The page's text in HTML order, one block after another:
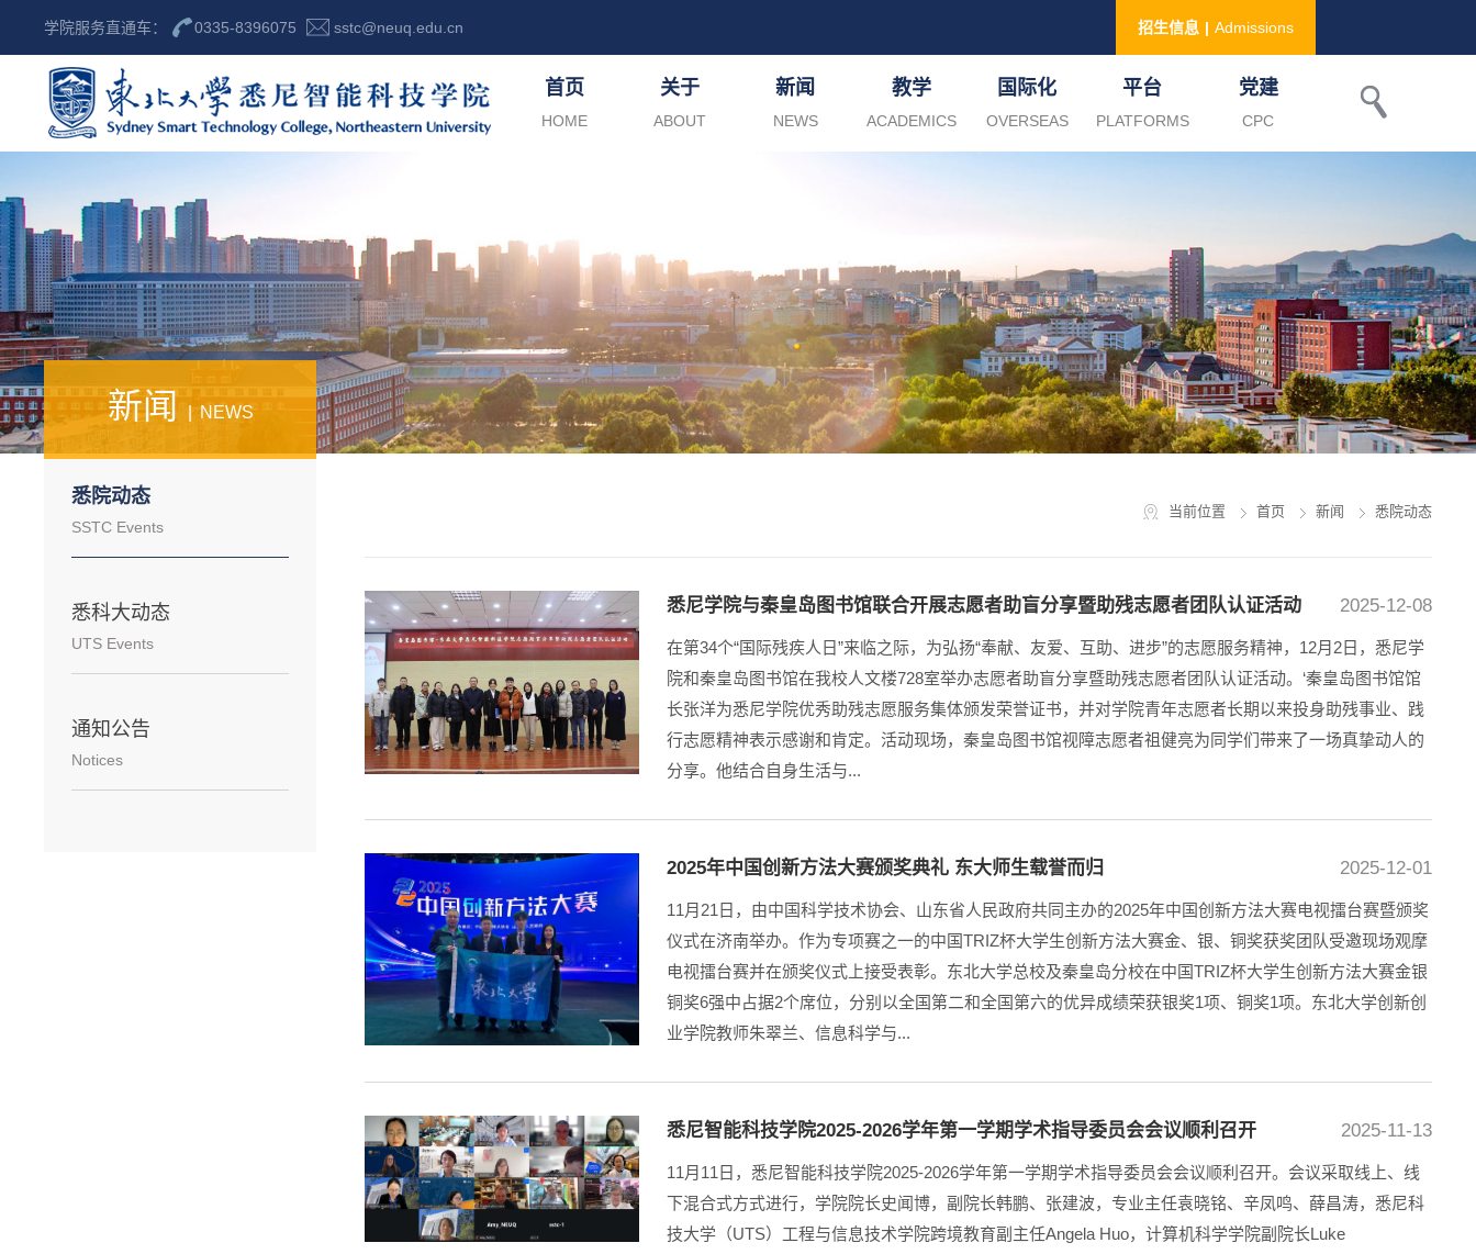
学院服务直通车： 0335-8396075 sstc@neuq.edu.cn 招生信息 | Admissions
首页
HOME
关于
ABOUT
新闻
NEWS
教学
ACADEMICS
国际化
OVERSEAS
平台
PLATFORMS
党建
CPC
新闻 NEWS
悉院动态
SSTC Events
悉科大动态
UTS Events
通知公告
Notices
当前位置 首页 新闻 悉院动态
2025-12-08
悉尼学院与秦皇岛图书馆联合开展志愿者助盲分享暨助残志愿者团队认证活动
在第34个“国际残疾人日”来临之际，为弘扬“奉献、友爱、互助、进步”的志愿服务精神，12月2日，悉尼学
院和秦皇岛图书馆在我校人文楼728室举办志愿者助盲分享暨助残志愿者团队认证活动。‘秦皇岛图书馆馆
长张洋为悉尼学院优秀助残志愿服务集体颁发荣誉证书，并对学院青年志愿者长期以来投身助残事业、践
行志愿精神表示感谢和肯定。活动现场，秦皇岛图书馆视障志愿者祖健亮为同学们带来了一场真挚动人的
分享。他结合自身生活与...
2025-12-01
2025年中国创新方法大赛颁奖典礼 东大师生载誉而归
11月21日，由中国科学技术协会、山东省人民政府共同主办的2025年中国创新方法大赛电视擂台赛暨颁奖
仪式在济南举办。作为专项赛之一的中国TRIZ杯大学生创新方法大赛金、银、铜奖获奖团队受邀现场观摩
电视擂台赛并在颁奖仪式上接受表彰。东北大学总校及秦皇岛分校在中国TRIZ杯大学生创新方法大赛金银
铜奖6强中占据2个席位，分别以全国第二和全国第六的优异成绩荣获银奖1项、铜奖1项。东北大学创新创
业学院教师朱翠兰、信息科学与...
2025-11-13
悉尼智能科技学院2025-2026学年第一学期学术指导委员会会议顺利召开
11月11日，悉尼智能科技学院2025-2026学年第一学期学术指导委员会会议顺利召开。会议采取线上、线
下混合式方式进行，学院院长史闻博，副院长韩鹏、张建波，专业主任袁晓铭、辛凤鸣、薛昌涛，悉尼科
技大学（UTS）工程与信息技术学院跨境教育副主任Angela Huo，计算机科学学院副院长Luke